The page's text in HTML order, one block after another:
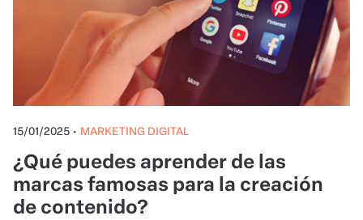
15/01/2025 • MARKETING DIGITAL
¿Qué puedes aprender de las
marcas famosas para la creación
de contenido?